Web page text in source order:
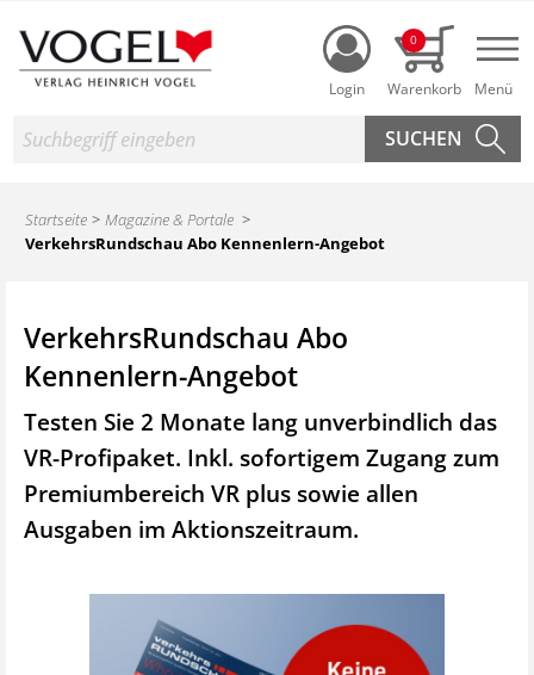
Login
0
Suche
Startseite
Magazine & Portale
VerkehrsRundschau Abo Kennenlern-Angebot
VerkehrsRundschau Abo
Kennenlern-Angebot
Testen Sie 2 Monate lang unverbindlich das
VR-Profipaket. Inkl. sofortigem Zugang zum
Premiumbereich VR plus sowie allen
Ausgaben im Aktionszeitraum.